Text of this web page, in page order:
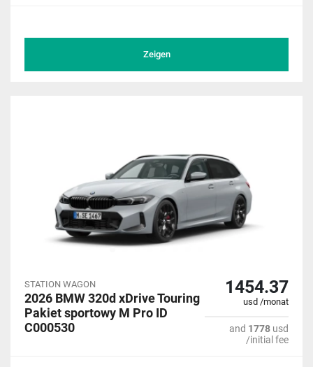
Zeigen
STATION WAGON
2026 BMW 320d xDrive Touring
Pakiet sportowy M Pro ID
C000530
1454.37
usd /monat
and 1778 usd
/initial fee